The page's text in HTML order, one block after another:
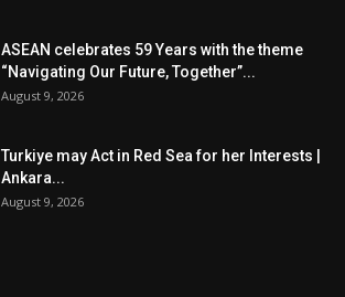
ASEAN celebrates 59 Years with the theme
“Navigating Our Future, Together”...
August 9, 2026
Turkiye may Act in Red Sea for her Interests |
Ankara...
August 9, 2026